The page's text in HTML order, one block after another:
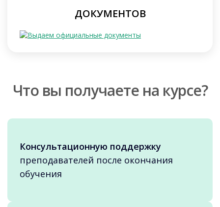
ДОКУМЕНТОВ
Что вы получаете на курсе?
Консультационную поддержку
преподавателей после окончания
обучения